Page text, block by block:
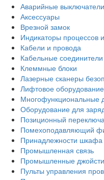
Аварийные выключатели
Аксессуары
Врезной замок
Индикаторы процессов
Кабели и провода
Кабельные соединители
Клеммные блоки
Лазерные сканеры
Лифтовое оборудование
Многофункциональные
Оборудование для
Позиционный
Помехоподавляющий
Принадлежности шкафа
Промышленная связь
Промышленные
Пульты управления